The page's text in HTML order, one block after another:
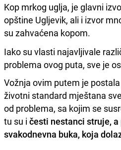
Kop mrkog uglja, je glavni
opštine Ugljevik, ali i izvor
su zahvaćena kopom.
Iako su vlasti najavljivale
problema ovog puta, sve je
Vožnja ovim putem je
životni standard mještana
od problema, sa kojim se
tu su i česti nestanci struje, a
svakodnevna buka, koja